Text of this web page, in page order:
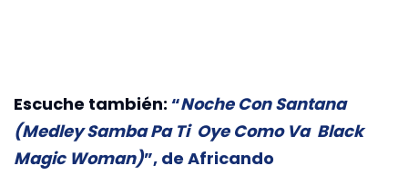
Escuche también: “Noche Con Santana
(Medley Samba Pa Ti Oye Como Va Black
Magic Woman)”, de Africando